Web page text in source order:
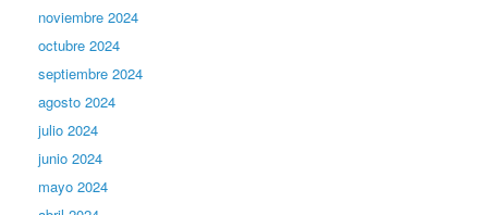
noviembre 2024
octubre 2024
septiembre 2024
agosto 2024
julio 2024
junio 2024
mayo 2024